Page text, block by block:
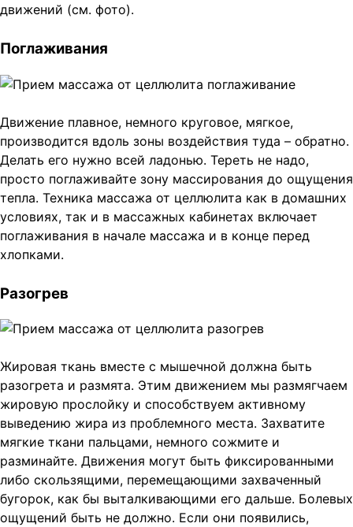
движений (см. фото).
Поглаживания
Движение плавное, немного круговое, мягкое,
производится вдоль зоны воздействия туда – обратно.
Делать его нужно всей ладонью. Тереть не надо,
просто поглаживайте зону массирования до ощущения
тепла. Техника массажа от целлюлита как в домашних
условиях, так и в массажных кабинетах включает
поглаживания в начале массажа и в конце перед
хлопками.
Разогрев
Жировая ткань вместе с мышечной должна быть
разогрета и размята. Этим движением мы размягчаем
жировую прослойку и способствуем активному
выведению жира из проблемного места. Захватите
мягкие ткани пальцами, немного сожмите и
разминайте. Движения могут быть фиксированными
либо скользящими, перемещающими захваченный
бугорок, как бы выталкивающими его дальше. Болевых
ощущений быть не должно. Если они появились,